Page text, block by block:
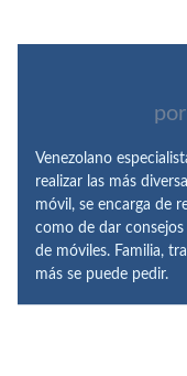
por
Venezolano
realizar las más
móvil, se encarga de
como de dar
de móviles. Familia,
más se puede pedir.